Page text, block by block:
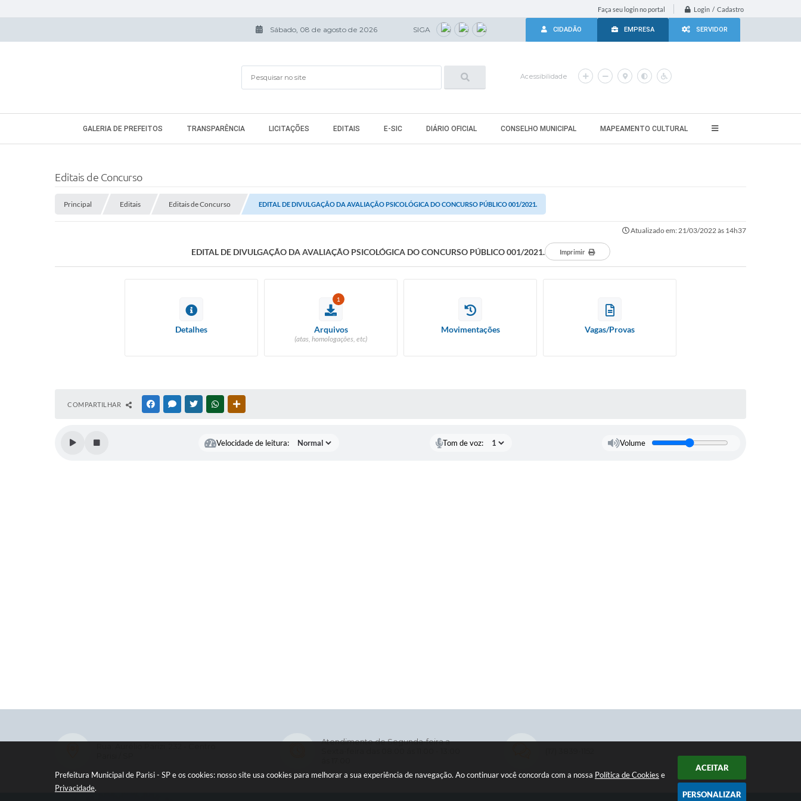
Prefeitura Municipal de Parisi - SP e os cookies: nosso site usa cookies para melhorar a sua experiência de navegação. Ao continuar você concorda com a nossa Política de Cookies e
Privacidade.
ACEITAR
PERSONALIZAR
Faça seu login no portal Login / Cadastro
CIDADÃO EMPRESA SERVIDOR
SIGA
Sábado, 08 de agosto de 2026
Acessibilidade
GALERIA DE PREFEITOS TRANSPARÊNCIA LICITAÇÕES EDITAIS E-SIC DIÁRIO OFICIAL CONSELHO MUNICIPAL MAPEAMENTO CULTURAL
Editais de Concurso
Principal Editais Editais de Concurso EDITAL DE DIVULGAÇÃO DA AVALIAÇÃO PSICOLÓGICA DO CONCURSO PÚBLICO 001/2021.
Atualizado em: 21/03/2022 às 14h37
EDITAL DE DIVULGAÇÃO DA AVALIAÇÃO PSICOLÓGICA DO CONCURSO PÚBLICO 001/2021. Imprimir
Detalhes
1
Arquivos
(atas, homologações, etc)
Movimentações Vagas/Provas
COMPARTILHAR FACEBOOKMESSENGER
TWITTERWHATSAPP
Velocidade de leitura: Tom de voz: Volume
Atendimento de Segunda-feira a